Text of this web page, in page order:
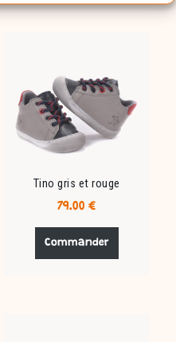
Tino gris et rouge
79.00 €
Commander
Ce
a